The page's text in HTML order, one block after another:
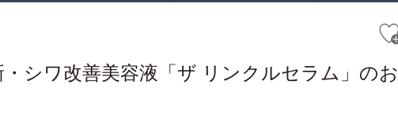
・シワ改善美容液「ザ リンクルセラム」のお